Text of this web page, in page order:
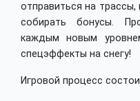
отправиться на
собирать бонусы.
каждым новым
спецэффекты на снегу!
Игровой процесс